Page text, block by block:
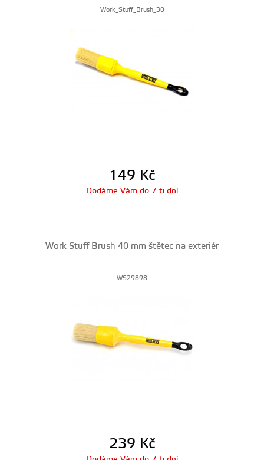
Work_Stuff_Brush_30
149 Kč
Dodáme Vám do 7 ti dní
Work Stuff Brush 40 mm štětec na exteriér
WS29898
239 Kč